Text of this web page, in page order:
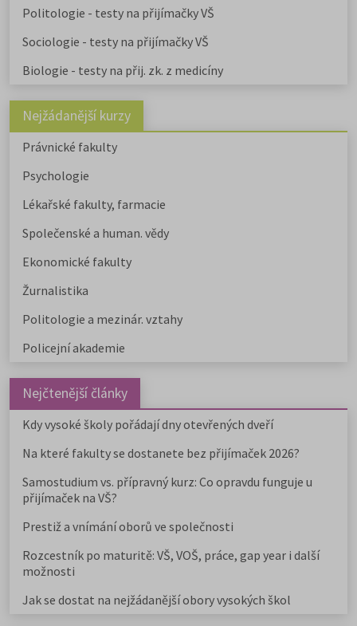
Politologie - testy na přijímačky VŠ
Sociologie - testy na přijímačky VŠ
Biologie - testy na přij. zk. z medicíny
Nejžádanější kurzy
Právnické fakulty
Psychologie
Lékařské fakulty, farmacie
Společenské a human. vědy
Ekonomické fakulty
Žurnalistika
Politologie a mezinár. vztahy
Policejní akademie
Nejčtenější články
Kdy vysoké školy pořádají dny otevřených dveří
Na které fakulty se dostanete bez přijímaček 2026?
Samostudium vs. přípravný kurz: Co opravdu funguje u
přijímaček na VŠ?
Prestiž a vnímání oborů ve společnosti
Rozcestník po maturitě: VŠ, VOŠ, práce, gap year i další
možnosti
Jak se dostat na nejžádanější obory vysokých škol